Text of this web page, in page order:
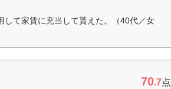
て家賃に充当して貰えた。（40代／女
70.7点